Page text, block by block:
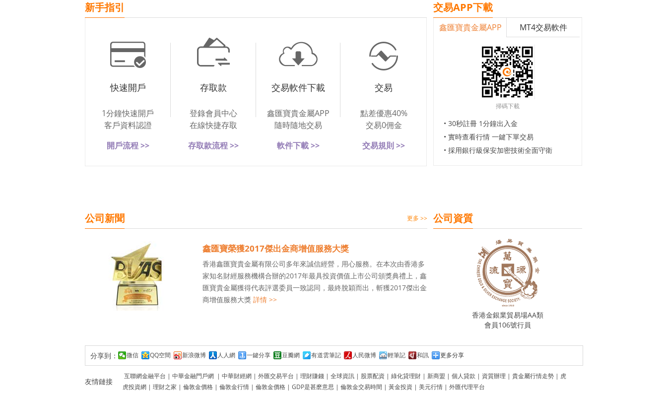
新手指引
快速開戶
1分鐘快速開戶
客戶資料認證
開戶流程 >>
存取款
登錄會員中心
在線快捷存取
存取款流程 >>
交易軟件下載
鑫匯寶貴金屬APP
隨時隨地交易
軟件下載 >>
交易
點差優惠40%
交易0佣金
交易規則 >>
交易APP下載
鑫匯寶貴金屬APP MT4交易軟件
掃碼下載
• 30秒註冊 1分鐘出入金
• 實時查看行情 一鍵下單交易
• 採用銀行級保安加密技術全面守衛
公司新聞 更多 >>
鑫匯寶榮獲2017傑出金商增值服務大獎
香港鑫匯寶貴金屬有限公司多年來誠信經營，用心服務。在本次由香港多
家知名財經服務機構合辦的2017年最具投資價值上市公司頒獎典禮上，鑫
匯寶貴金屬獲得代表評選委員一致認同，最終脫穎而出，斬獲2017傑出金
商增值服務大獎 詳情 >>
公司資質
香港金銀業貿易場AA類
會員106號行員
分享到： 微信 QQ空間 新浪微博 人人網 一鍵分享 豆瓣網 有道雲筆記 人民微博 輕筆記 和訊 更多分享
友情鏈接
互聯網金融平台 | 中華金融門戶網 | 中華財經網 | 外匯交易平台 | 理財賺錢 | 全球資訊 | 股票配資 | 綠化貸理財 | 新商盟 | 個人貸款 | 資質辦理 | 貴金屬行情走勢 | 虎
虎投資網 | 理財之家 | 倫敦金價格 | 倫敦金行情 | 倫敦金價格 | GDP是甚麽意思 | 倫敦金交易時間 | 黃金投資 | 美元行情 | 外匯代理平台